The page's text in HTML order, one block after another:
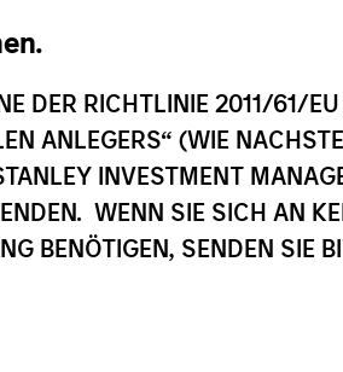
DER RICHTLINIE 2011/61/
ANLEGERS“ (WIE
INVESTMENT
WENN SIE SICH AN
BENÖTIGEN, SENDEN SIE